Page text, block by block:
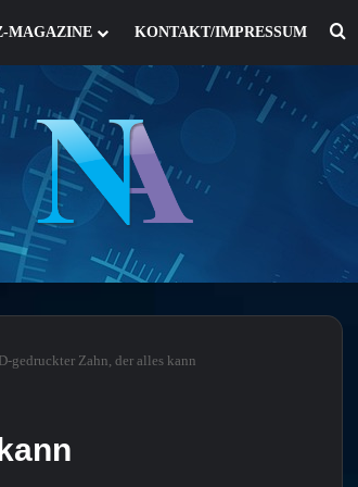
MAGAZINE KONTAKT/IMPRESSUM
gedruckter Zahn, der alles kann